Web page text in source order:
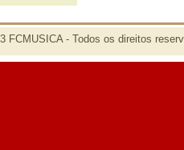
FCMUSICA - Todos os direitos